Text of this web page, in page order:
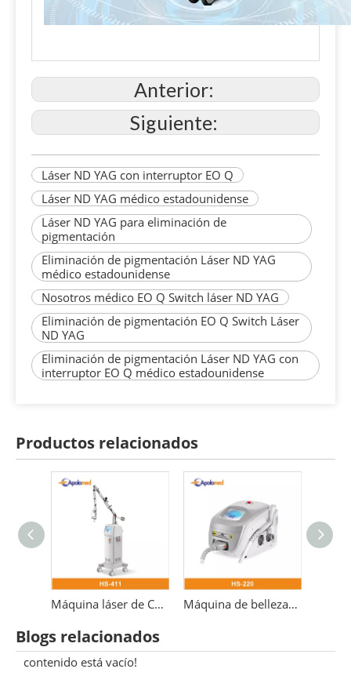
Anterior:
Siguiente:
Láser ND YAG con interruptor EO Q
Láser ND YAG médico estadounidense
Láser ND YAG para eliminación de
pigmentación
Eliminación de pigmentación Láser ND YAG
médico estadounidense
Nosotros médico EO Q Switch láser ND YAG
Eliminación de pigmentación EO Q Switch Láser
ND YAG
Eliminación de pigmentación Láser ND YAG con
interruptor EO Q médico estadounidense
Productos relacionados
Máquina láser de CO2 3 en 1 Láser fraccional de 10600 nm Máquina de belleza 532nm para eliminación de tatuajes con láser Pico láser Nd Yag Q-switch
Blogs relacionados
contenido está vacío!